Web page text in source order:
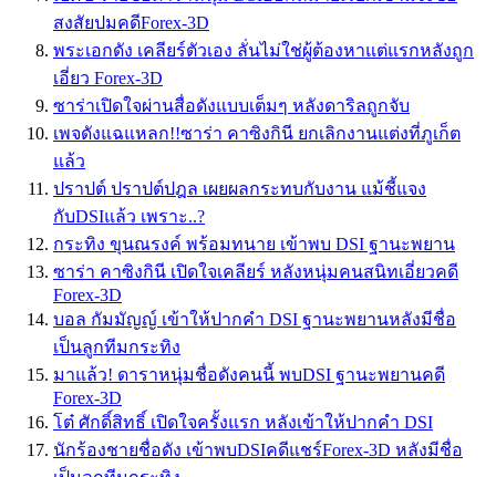
สงสัยปมคดีForex-3D
พระเอกดัง เคลียร์ตัวเอง ลั่นไม่ใช่ผู้ต้องหาแต่แรกหลังถูก
เอี่ยว Forex-3D
ซาร่าเปิดใจผ่านสื่อดังแบบเต็มๆ หลังดาริลถูกจับ
เพจดังแฉแหลก!!ซาร่า คาซิงกินี ยกเลิกงานแต่งที่ภูเก็ต
แล้ว
ปราปต์ ปราปต์ปฎล เผยผลกระทบกับงาน แม้ชี้แจง
กับDSIแล้ว เพราะ..?
กระทิง ขุนณรงค์ พร้อมทนาย เข้าพบ DSI ฐานะพยาน
ซาร่า คาซิงกินี เปิดใจเคลียร์ หลังหนุ่มคนสนิทเอี่ยวคดี
Forex-3D
บอล กัมมัญญ์ เข้าให้ปากคำ DSI ฐานะพยานหลังมีชื่อ
เป็นลูกทีมกระทิง
มาแล้ว! ดาราหนุ่มชื่อดังคนนี้ พบDSI ฐานะพยานคดี
Forex-3D
โต๋ ศักดิ์สิทธิ์ เปิดใจครั้งแรก หลังเข้าให้ปากคำ DSI
นักร้องชายชื่อดัง เข้าพบDSIคดีแชร์Forex-3D หลังมีชื่อ